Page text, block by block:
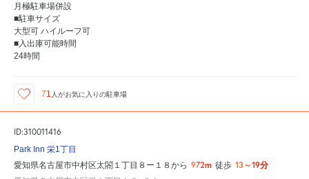
月極駐車場併設
■駐車サイズ
大型可 ハイルーフ可
■入出庫可能時間
24時間
71 人がお気に入りの駐車場
ID:310011416
Park Inn 栄1丁目
愛知県名古屋市中村区太閤１丁目８ー１８から 972m 徒歩 13～19分